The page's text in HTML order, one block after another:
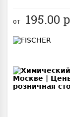
от 195.00